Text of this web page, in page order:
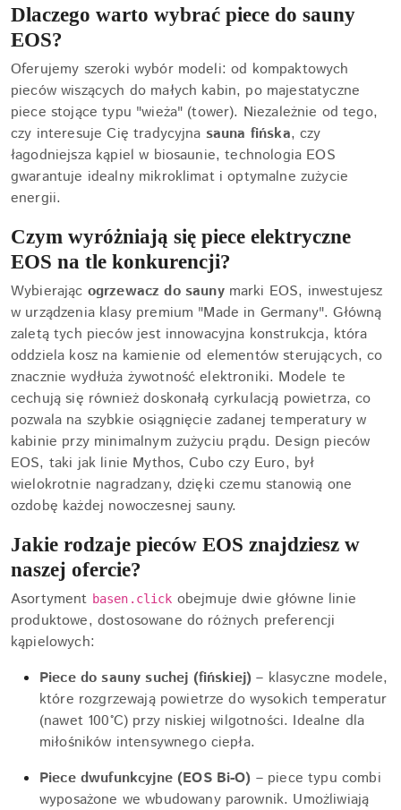
Dlaczego warto wybrać piece do sauny
EOS?
Oferujemy szeroki wybór modeli: od kompaktowych
pieców wiszących do małych kabin, po majestatyczne
piece stojące typu "wieża" (tower). Niezależnie od tego,
czy interesuje Cię tradycyjna sauna fińska, czy
łagodniejsza kąpiel w biosaunie, technologia EOS
gwarantuje idealny mikroklimat i optymalne zużycie
energii.
Czym wyróżniają się piece elektryczne
EOS na tle konkurencji?
Wybierając ogrzewacz do sauny marki EOS, inwestujesz
w urządzenia klasy premium "Made in Germany". Główną
zaletą tych pieców jest innowacyjna konstrukcja, która
oddziela kosz na kamienie od elementów sterujących, co
znacznie wydłuża żywotność elektroniki. Modele te
cechują się również doskonałą cyrkulacją powietrza, co
pozwala na szybkie osiągnięcie zadanej temperatury w
kabinie przy minimalnym zużyciu prądu. Design pieców
EOS, taki jak linie Mythos, Cubo czy Euro, był
wielokrotnie nagradzany, dzięki czemu stanowią one
ozdobę każdej nowoczesnej sauny.
Jakie rodzaje pieców EOS znajdziesz w
naszej ofercie?
Asortyment basen.click obejmuje dwie główne linie
produktowe, dostosowane do różnych preferencji
kąpielowych:
Piece do sauny suchej (fińskiej) – klasyczne modele,
które rozgrzewają powietrze do wysokich temperatur
(nawet 100°C) przy niskiej wilgotności. Idealne dla
miłośników intensywnego ciepła.
Piece dwufunkcyjne (EOS Bi-O) – piece typu combi
wyposażone we wbudowany parownik. Umożliwiają